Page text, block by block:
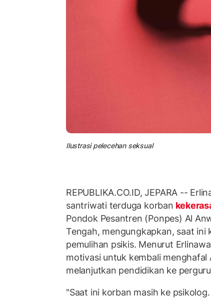
Ilustrasi pelecehan seksual
REPUBLIKA.CO.ID, JEPARA --
santriwati terduga korban
Pondok Pesantren (Ponpes) Al
Tengah, mengungkapkan, saat ini
pemulihan psikis. Menurut
motivasi untuk kembali menghafal
melanjutkan pendidikan ke
"Saat ini korban masih ke